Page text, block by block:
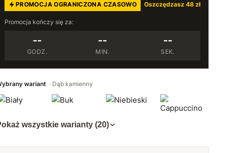
PROMOCJA OGRANICZONA CZASOWO Oszczędzasz 48 zł
Promocja kończy się za:
--
GODZ.
--
MIN.
--
SEK.
wariant Dąb kamienny
wszystkie warianty (20)